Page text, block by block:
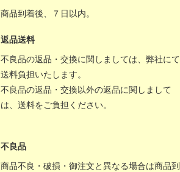
商品到着後、７日以内。
返品送料
不良品の返品・交換に関しましては、弊社にて
送料負担いたします。
不良品の返品・交換以外の返品に関しまして
は、送料をご負担ください。
不良品
商品不良・破損・御注文と異なる場合は商品到